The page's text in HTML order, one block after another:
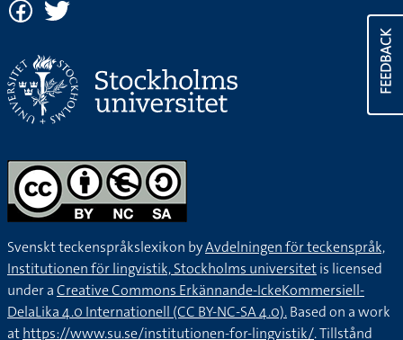
FEEDBACK
Svenskt teckenspråkslexikon byAvdelningen för teckenspråk,
Institutionen för lingvistik, Stockholms universitetis licensed
under aCreative Commons Erkännande-IckeKommersiell-
DelaLika 4.0 Internationell (CC BY-NC-SA 4.0).Based on a work
athttps://www.su.se/institutionen-for-lingvistik/. Tillstånd